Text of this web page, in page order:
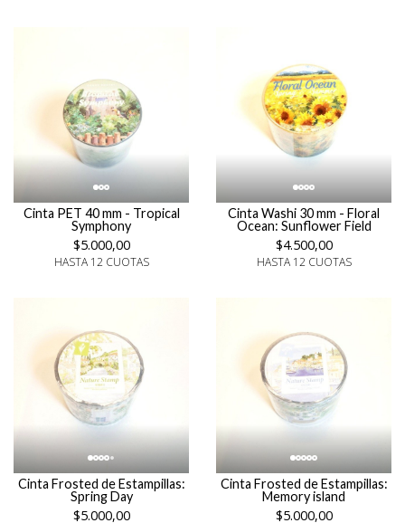
Cinta PET 40 mm - Tropical
Symphony
$5.000,00
HASTA 12 CUOTAS
Cinta Washi 30 mm - Floral
Ocean: Sunflower Field
$4.500,00
HASTA 12 CUOTAS
Cinta Frosted de Estampillas:
Spring Day
$5.000,00
Cinta Frosted de Estampillas:
Memory island
$5.000,00